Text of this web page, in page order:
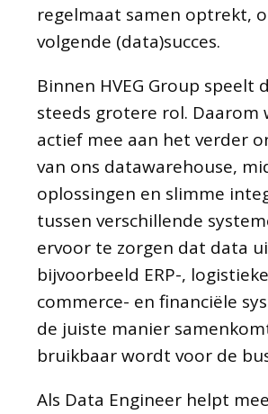
regelmaat samen optrekt,
volgende (data)succes.
Binnen HVEG Group speelt
steeds grotere rol. Daarom
actief mee aan het verder
van ons datawarehouse,
oplossingen en slimme
tussen verschillende
ervoor te zorgen dat data
bijvoorbeeld ERP-,
commerce- en financiële
de juiste manier
bruikbaar wordt voor de
Als Data Engineer helpt